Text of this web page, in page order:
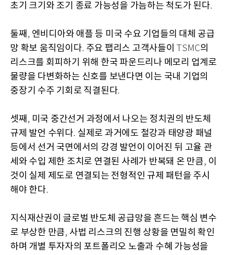
초기 크기와 조기 종료 가능성을 가늠하는 척도가 된다.
둘째 , 엔비디아와 애플 등 미국 수요 기업들의 대체 공급
망 확보 움직임이다. 주요 팹리스 고객사들이TSMC의
리스크를 회피하기 위해 한국 파운드리나 메모리 업계로
물량을 다변화하는 신호를 보낸다면 이는 국내 기업의
중장기 수주 기회로 직결된다.
셋째 , 미국 중간선거 과정에서 나오는 정치권의 반도체
규제 발언 수위다. 실제로 과거에도 철강과 태양광 패널
등에서 선거 국면에서의 강경 발언이 이어진 뒤 고율 관
세와 수입 제한 조치로 연결된 사례가 반복돼 온 만큼, 이
것이 실제 제도로 연결되는 전형적인 규제 패턴을 주시
해야 한다.
지식재산권이 글로벌 반도체 공급망을 흔드는 핵심 변수
로 부상한 만큼, 사법 리스크의 진행 상황을 면밀히 확인
하며 개별 투자자의 포트폴리오 노출과 수혜 가능성을